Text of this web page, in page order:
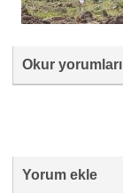
Okur yorumları
Yorum ekle